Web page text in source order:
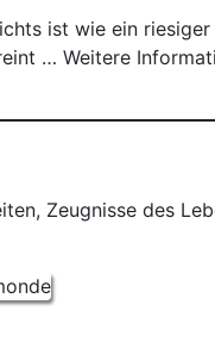
ist wie ein
… Weitere
Zeugnisse des